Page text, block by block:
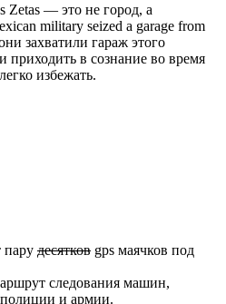
Zetas — это не город, а
military seized a garage from
захватили гараж этого
приходить в сознание во время
избежать.
пару десятков gps маячков под
следования машин,
и армии.